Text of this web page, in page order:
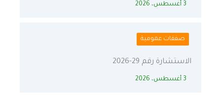
3 أغسطس، 2026
صفقات عمومية
الاستشارة رقم 29-2026
3 أغسطس، 2026